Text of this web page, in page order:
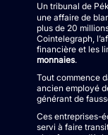
Un tribunal de
une affaire de
plus de 20
Cointelegraph,
financière et les
monnaies.
Tout commence
ancien employé
générant de
Ces entreprises-
servi à faire